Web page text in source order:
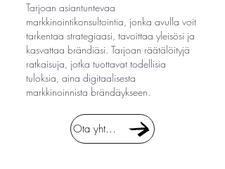
Tarjoan asiantuntevaa
markkinointikonsultointia, jonka avulla voit
tarkentaa strategiaasi, tavoittaa yleisösi ja
kasvattaa brändiäsi. Tarjoan räätälöityjä
ratkaisuja, jotka tuottavat todellisia
tuloksia, aina digitaalisesta
markkinoinnista brändäykseen.
Ota yhteyttä